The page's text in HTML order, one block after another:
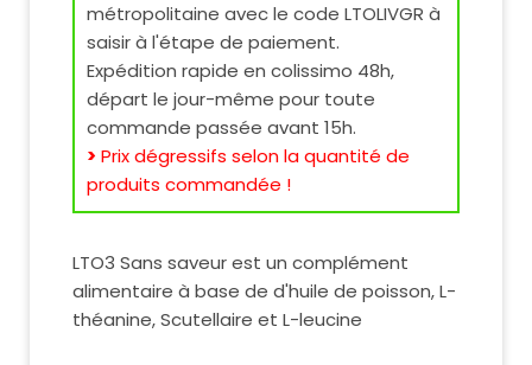
métropolitaine avec le code LTOLIVGR à
saisir à l'étape de paiement.
Expédition rapide en colissimo 48h,
départ le jour-même pour toute
commande passée avant 15h.
> Prix dégressifs selon la quantité de
produits commandée !
LTO3 Sans saveur est un complément
alimentaire à base de d'huile de poisson, L-
théanine, Scutellaire et L-leucine